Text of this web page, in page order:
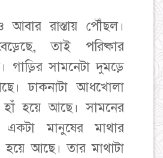
আবার রাস্তায় পৌঁছল।
তাই পরিষ্কার
গাড়ির সামনেটা দুমড়ে
ঢাকনাটা আধখোলা
হয়ে আছে। সামনের
মানুষের মাথার
হয়ে আছে। তার মাথাটা